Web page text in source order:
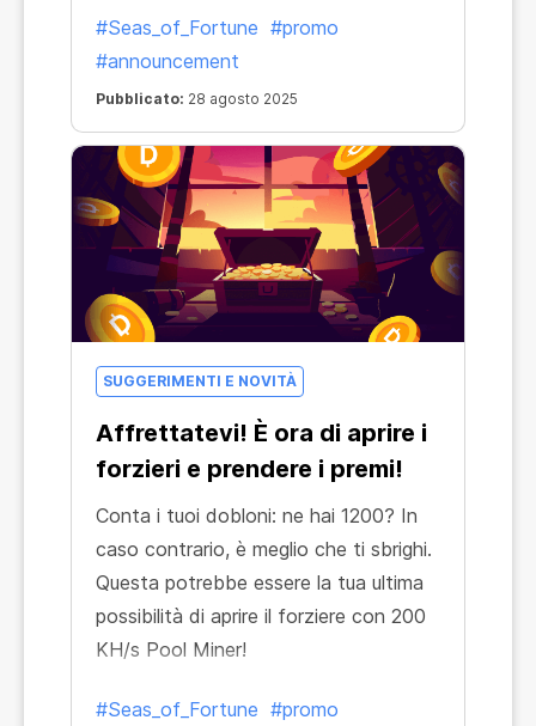
#Seas_of_Fortune #promo
#announcement
Pubblicato: 28 agosto 2025
SUGGERIMENTI E NOVITÀ
Affrettatevi! È ora di aprire i
forzieri e prendere i premi!
Conta i tuoi dobloni: ne hai 1200? In
caso contrario, è meglio che ti sbrighi.
Questa potrebbe essere la tua ultima
possibilità di aprire il forziere con 200
KH/s Pool Miner!
#Seas_of_Fortune #promo